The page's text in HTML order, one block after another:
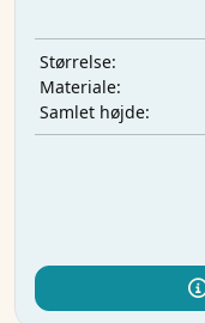
Størrelse:
Materiale:
Samlet højde: